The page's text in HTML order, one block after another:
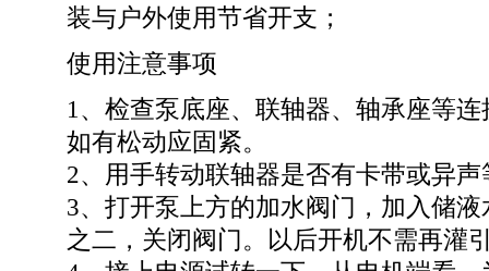
装与户外使用节省开支；
使用注意事项
1、检查泵底座、联轴器、轴承座等
如有松动应固紧。
2、用手转动联轴器是否有卡带或异声
3、打开泵上方的加水阀门，加入储
之二，关闭阀门。以后开机不需再灌